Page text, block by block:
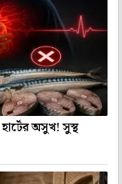
অসুখ! সুস্থ